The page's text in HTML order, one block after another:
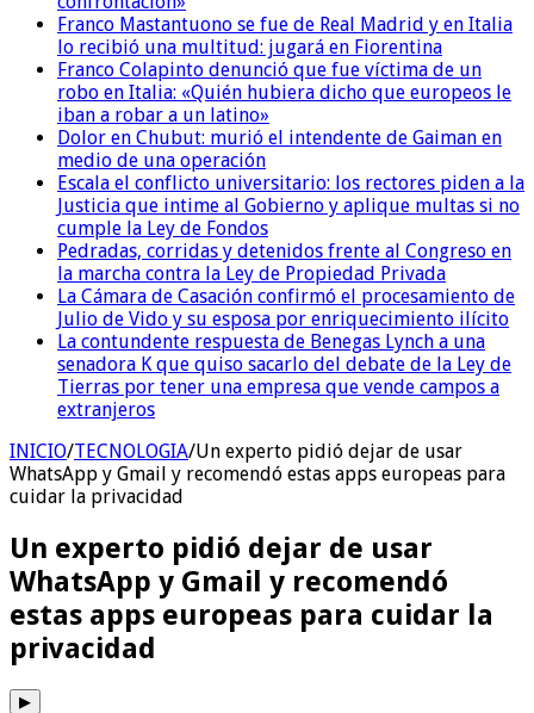
Franco Mastantuono se fue de Real Madrid y en Italia
lo recibió una multitud: jugará en Fiorentina
Franco Colapinto denunció que fue víctima de un
robo en Italia: «Quién hubiera dicho que europeos le
iban a robar a un latino»
Dolor en Chubut: murió el intendente de Gaiman en
medio de una operación
Escala el conflicto universitario: los rectores piden a la
Justicia que intime al Gobierno y aplique multas si no
cumple la Ley de Fondos
Pedradas, corridas y detenidos frente al Congreso en
la marcha contra la Ley de Propiedad Privada
La Cámara de Casación confirmó el procesamiento de
Julio de Vido y su esposa por enriquecimiento ilícito
La contundente respuesta de Benegas Lynch a una
senadora K que quiso sacarlo del debate de la Ley de
Tierras por tener una empresa que vende campos a
extranjeros
INICIO/TECNOLOGIA/Un experto pidió dejar de usar
WhatsApp y Gmail y recomendó estas apps europeas para
cuidar la privacidad
Un experto pidió dejar de usar
WhatsApp y Gmail y recomendó
estas apps europeas para cuidar la
privacidad
▶